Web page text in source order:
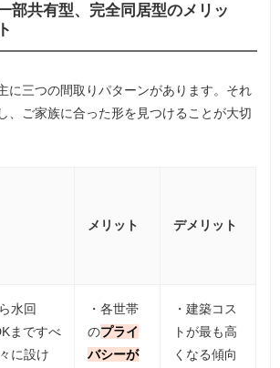
部共有型、完全同居型のメリッ
に三つの間取りパターンがあります。それ
、ご家族に合った形を見つけることが大切
メリット デメリット
水回
まですべ
に設け
・各世帯
のプライ
バシーが
・建築コス
トが最も高
くなる傾向